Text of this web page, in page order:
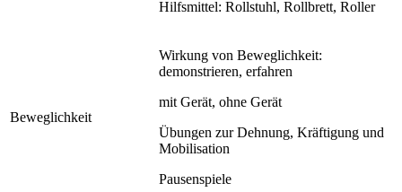
Hilfsmittel: Rollstuhl, Rollbrett, Roller
Beweglichkeit
Wirkung von Beweglichkeit:
demonstrieren, erfahren
mit Gerät, ohne Gerät
Übungen zur Dehnung, Kräftigung und
Mobilisation
Pausenspiele